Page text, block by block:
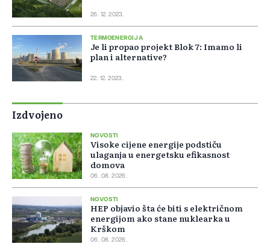
26. 12. 2023.
TERMOENERGIJA
Je li propao projekt Blok 7: Imamo li
plan i alternative?
22. 12. 2023.
Izdvojeno
NOVOSTI
Visoke cijene energije podstiču
ulaganja u energetsku efikasnost
domova
06. 08. 2026.
NOVOSTI
HEP objavio šta će biti s električnom
energijom ako stane nuklearka u
Krškom
06. 08. 2026.